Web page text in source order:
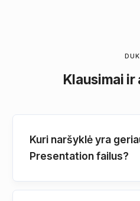
DUK
Klausimai ir
Kuri naršyklė yra
Presentation failus?